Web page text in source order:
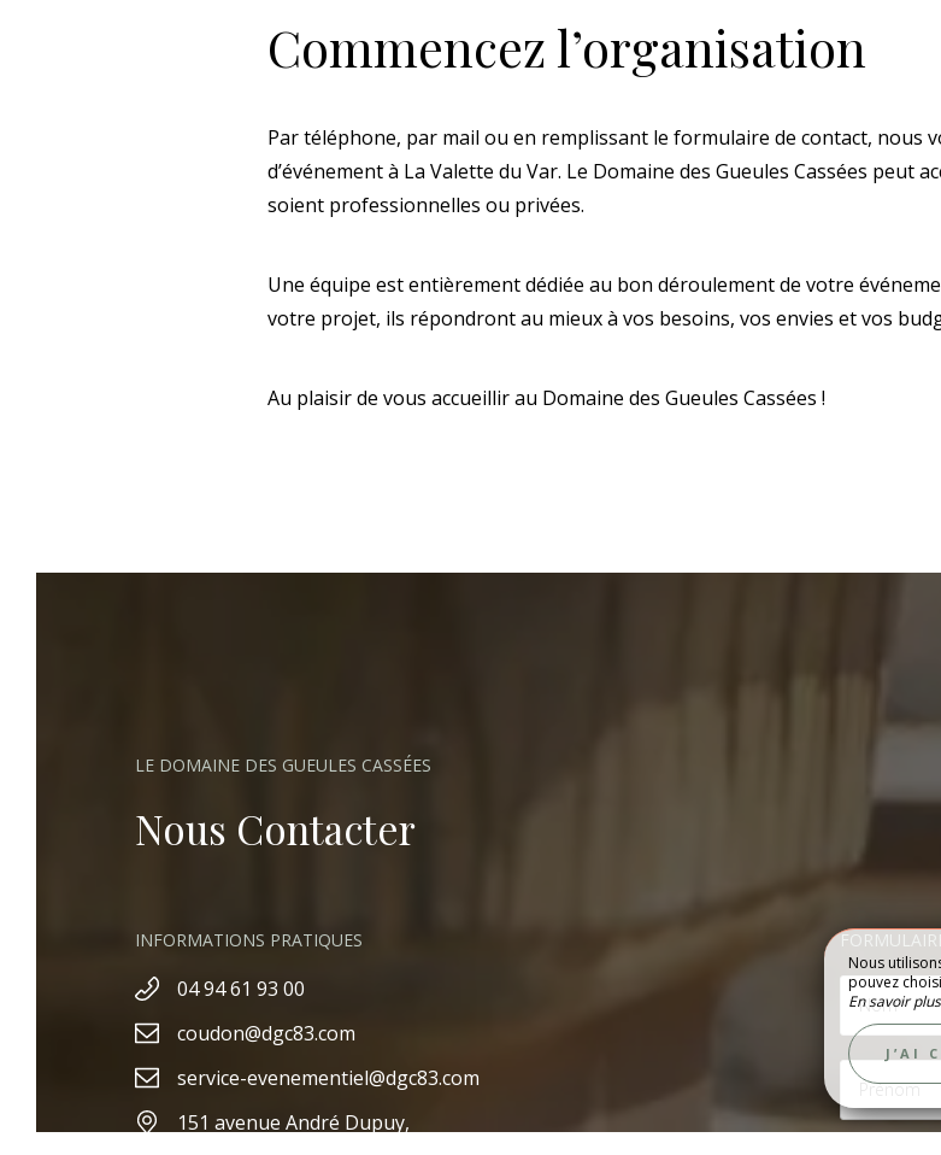
VOTRE MARIAGE
Commencez l’organisation
Par téléphone, par mail ou en remplissant le formulaire de contact,
d’événement à La Valette du Var. Le Domaine des Gueules Cassées peut
soient professionnelles ou privées.
Une équipe est entièrement dédiée au bon déroulement de votre
votre projet, ils répondront au mieux à vos besoins, vos envies et vos
Au plaisir de vous accueillir au Domaine des Gueules Cassées !
LE DOMAINE DES GUEULES CASSÉES
Nous Contacter
INFORMATIONS PRATIQUES
04 94 61 93 00
coudon@dgc83.com
service-evenementiel@dgc83.com
151 avenue André Dupuy,
Nous
pouvez
En savoir plus
J’AI